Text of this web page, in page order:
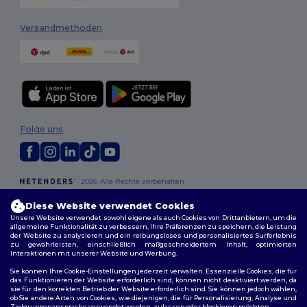
Versandmethoden
2026. Alle Rechte vorbehalten
Datenschutzbestimmungen|Cookie-Richtlinie|
Folge uns
Berlin| Hamburg|München | Köln| Frankfurt | Essen| Dortmund|
Stuttgart| Düsseldorf| Bremen
Diese Website verwendet Cookies
Unsere Website verwendet sowohl eigene als auch Cookies von Drittanbietern, um die
allgemeine Funktionalität zu verbessern, Ihre Präferenzen zu speichern, die Leistung
der Website zu analysieren und ein reibungsloses und personalisiertes Surferlebnis
zu gewährleisten, einschließlich maßgeschneidertem Inhalt, optimierten
Interaktionen mit unserer Website und Werbung.
Sie können Ihre Cookie-Einstellungen jederzeit verwalten. Essenzielle Cookies, die für
das Funktionieren der Website erforderlich sind, können nicht deaktiviert werden, da
sie für den korrekten Betrieb der Website erforderlich sind. Sie können jedoch wählen,
ob Sie andere Arten von Cookies, wie diejenigen, die für Personalisierung, Analyse und